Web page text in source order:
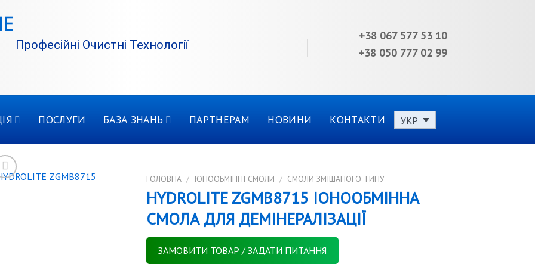
Професійні Очистні Технології
+38 067 577 53 10
+38 050 777 02 99
ПОСЛУГИ БАЗА ЗНАНЬ ПАРТНЕРАМ НОВИНИ КОНТАКТИ УКР
ГОЛОВНА / IОНООБМІННІ СМОЛИ / СМОЛИ ЗМІШАНОГО ТИПУ
HYDROLITE ZGМВ8715 ІОНООБМІННА
СМОЛА ДЛЯ ДЕМІНЕРАЛІЗАЦІЇ
ЗАМОВИТИ ТОВАР / ЗАДАТИ ПИТАННЯ